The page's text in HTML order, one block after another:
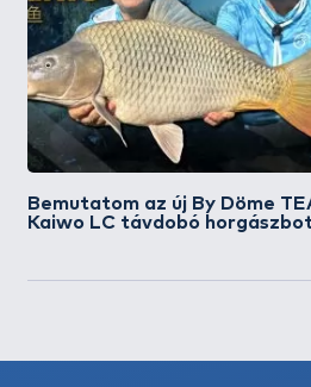
Bemutatom az új By Döme
Kaiwo LC távdobó